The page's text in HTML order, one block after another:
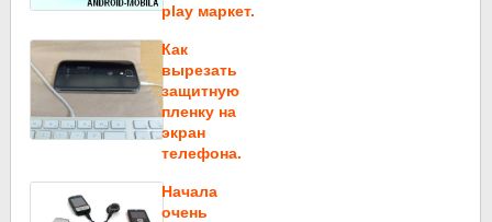
play маркет.
Как
вырезать
защитную
пленку на
экран
телефона.
Начала
очень